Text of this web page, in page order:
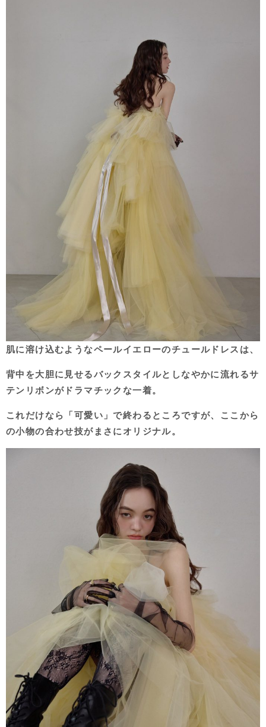
肌に溶け込むようなペールイエローのチュールドレスは、
背中を大胆に見せるバックスタイルとしなやかに流れるサ
テンリボンがドラマチックな一着。
これだけなら「可愛い」で終わるところですが、ここから
の小物の合わせ技がまさにオリジナル。